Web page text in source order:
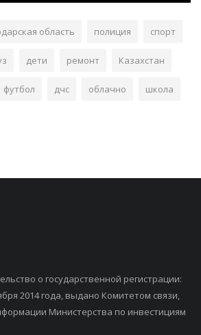
область полиция спорт
дети ремонт Казахстан
футбол дчс облачно школа
о государственной регистрации:
2014 года, выдано Комитетом связи,
Министерства по инвестициям